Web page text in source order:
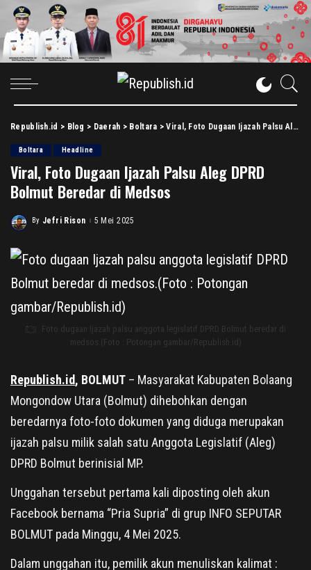
Republish.id > Blog > Daerah > Boltara >Viral, Foto Dugaan Ijazah Palsu Aleg DPRD Bolmut Beredar di Medsos
Boltara Headline
Viral, Foto Dugaan Ijazah Palsu Aleg DPRD
Bolmut Beredar di Medsos
Posted
By Jefri Rison 5 Mei 2025
Foto dugaan Ijazah palsu anggota legislatif DPRD Bolmut beredar di
medsos.(Foto : Potongan gambar/Republish.id)
Republish.id, BOLMUT – Masyarakat Kabupaten Bolaang
Mongondow Utara (Bolmut) dihebohkan dengan
beredarnya foto-foto dokumen yang diduga merupakan
ijazah palsu milik salah satu Anggota Legislatif (Aleg)
DPRD Bolmut berinisial MP.
Unggahan tersebut pertama kali diposting oleh akun
Facebook bernama “Pria Supria” di grup INFO SEPUTAR
BOLMUT pada Minggu, 4 Mei 2025.
Dalam unggahan itu, pemilik akun menuliskan kalimat :